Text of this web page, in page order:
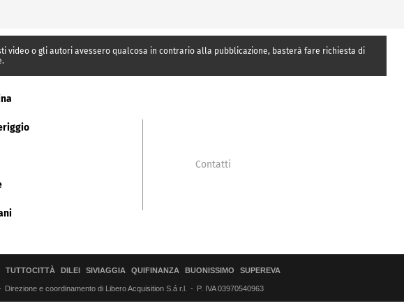
video o gli autori avessero qualcosa in contrario alla pubblicazione, basterà fare richiesta di
Contatti
TUTTOCITTÀ DILEI SIVIAGGIA QUIFINANZA BUONISSIMO SUPEREVA
Direzione e coordinamento di Libero Acquisition S.á r.l. P. IVA 03970540963